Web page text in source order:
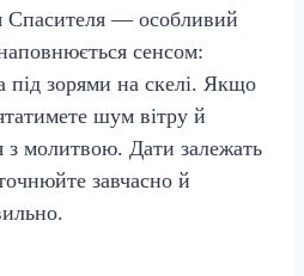
Спасителя — особливий
сенсом:
під зорями на скелі. Якщо
шум вітру й
з молитвою. Дати залежать
завчасно й